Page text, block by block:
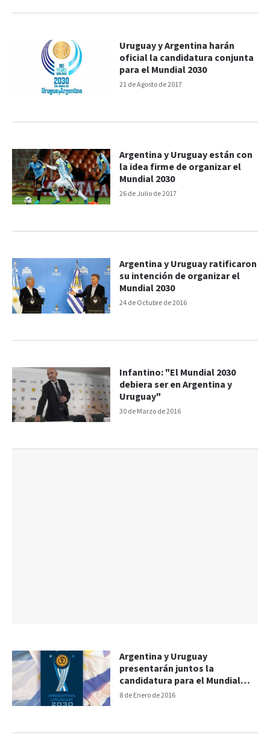
21 de Agosto de 2017
Uruguay y Argentina harán
oficial la candidatura conjunta
para el Mundial 2030
26 de Julio de 2017
Argentina y Uruguay están con
la idea firme de organizar el
Mundial 2030
24 de Octubre de 2016
Argentina y Uruguay ratificaron
su intención de organizar el
Mundial 2030
30 de Marzo de 2016
Infantino: "El Mundial 2030
debiera ser en Argentina y
Uruguay"
8 de Enero de 2016
Argentina y Uruguay
presentarán juntos la
candidatura para el Mundial
2030